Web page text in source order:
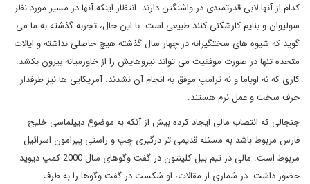
کدام از آنها لابی قدرتمندی در واشنگتن دارند. انتظار اینکه آنها در مسیر مورد نظر
سولیوان و بنایم کارشکنی کنند طبیعی است. با این حال، تجربه گذشته به ما می
گوید که شیوه های سختگیرانه در چهار سال گذشته هیچ حاصلی نداشته و ایالات
متحده تنها در صورت موفقیت می تواند نیروهایش را از خاورمیانه بیرون بکشد.
کاری که نه اوباما و نه ترامپ موفق به انجام آن نشدند. آمریکایی ها نیز طرفدار
حرف سخت و عمل نرم هستند.
جنجالی که انتصاب مالی ایجاد کرده بیش از آنکه به موضوع دیپلماسی خلیج
فارس مربوط باشد به مسئله قدیمی تر درگیری چپ و راستی پیرامون اسرائیل
مربوط است. مالی در تیم بیل کلینتون در گفت وگوهای سال 2000 کمپ دیوید
حضور داشت. در شماری از مقالات، او شکست در گفت وگوها را به طرف